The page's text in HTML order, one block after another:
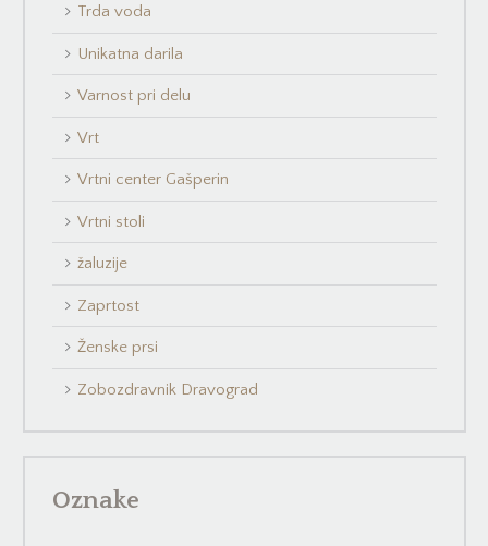
Trda voda
Unikatna darila
Varnost pri delu
Vrt
Vrtni center Gašperin
Vrtni stoli
žaluzije
Zaprtost
Ženske prsi
Zobozdravnik Dravograd
Oznake